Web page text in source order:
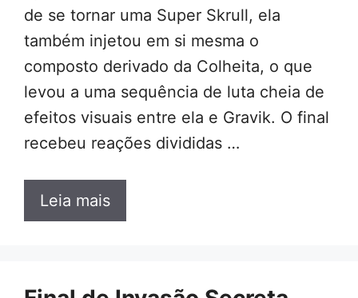
de se tornar uma Super Skrull, ela
também injetou em si mesma o
composto derivado da Colheita, o que
levou a uma sequência de luta cheia de
efeitos visuais entre ela e Gravik. O final
recebeu reações divididas …
Leia mais